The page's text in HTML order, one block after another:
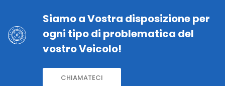
Siamo a Vostra disposizione per
ogni tipo di problematica del
vostro Veicolo!
CHIAMATECI